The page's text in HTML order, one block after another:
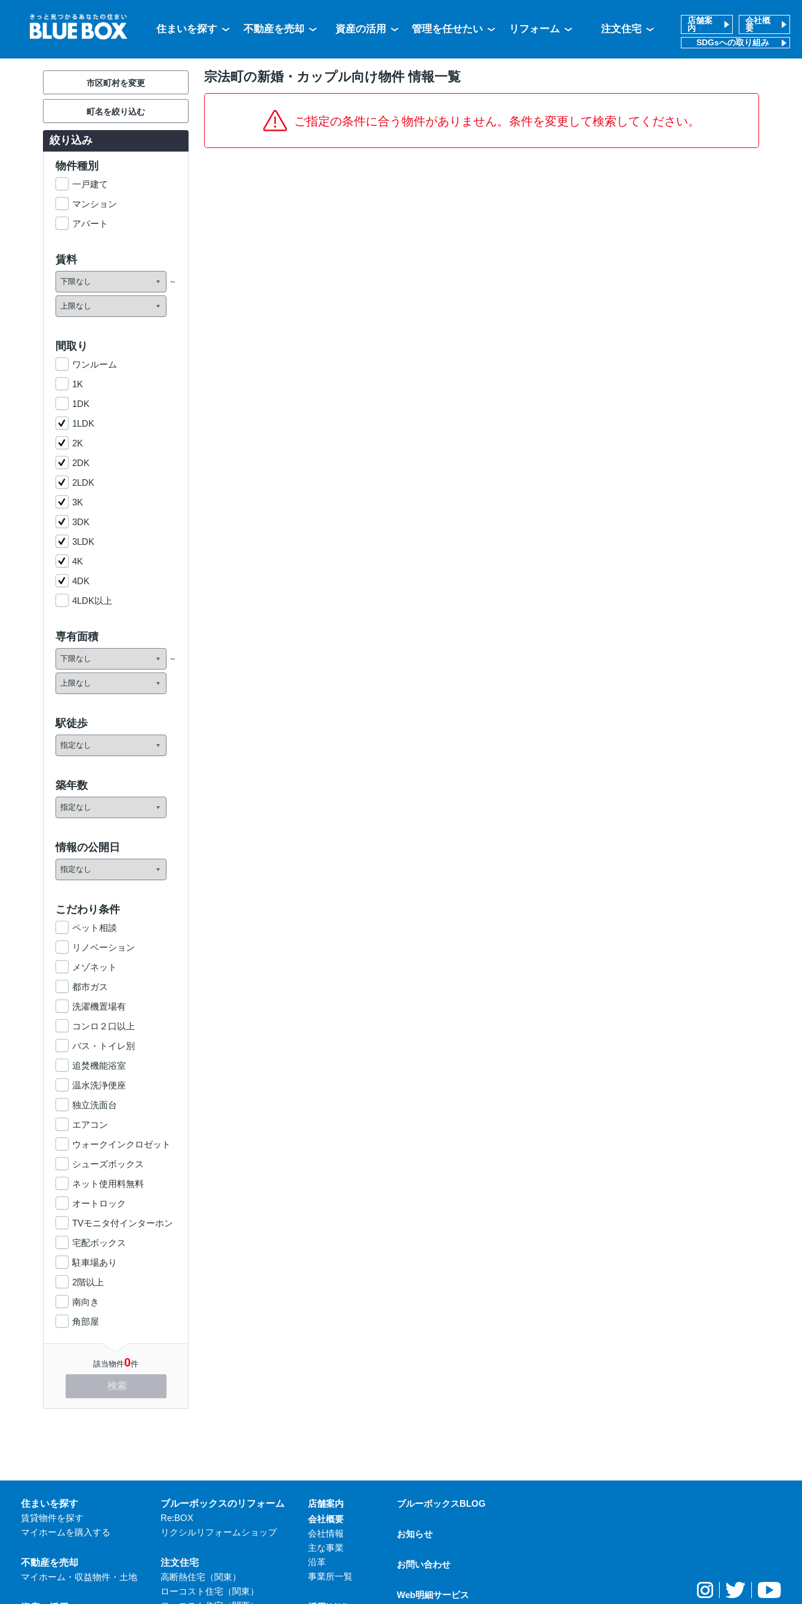
住まいを探す 不動産を売却 資産の活用 管理を任せたい リフォーム 注文住宅
店舗案
内
会社概
要
SDGsへの取り組み
宗法町の新婚・カップル向け物件 情報一覧
ご指定の条件に合う物件がありません。条件を変更して検索してください。
市区町村を変更
町名を絞り込む
絞り込み
物件種別
一戸建て
マンション
アパート
賃料
間取り
ワンルーム
1K
1DK
1LDK
2K
2DK
2LDK
3K
3DK
3LDK
4K
4DK
4LDK以上
専有面積
駅徒歩
築年数
情報の公開日
こだわり条件
ペット相談
リノベーション
メゾネット
都市ガス
洗濯機置場有
コンロ２口以上
バス・トイレ別
追焚機能浴室
温水洗浄便座
独立洗面台
エアコン
ウォークインクロゼット
シューズボックス
ネット使用料無料
オートロック
TVモニタ付インターホン
宅配ボックス
駐車場あり
2階以上
南向き
角部屋
該当物件0件
検索
住まいを探す
賃貸物件を探す
マイホームを購入する
不動産を売却
マイホーム・収益物件・土地
ブルーボックスのリフォーム
Re:BOX
リクシルリフォームショップ
注文住宅
高断熱住宅（関東）
ローコスト住宅（関東）
店舗案内
会社概要
会社情報
主な事業
沿革
事業所一覧
ブルーボックスBLOG
お知らせ
お問い合わせ
Web明細サービス